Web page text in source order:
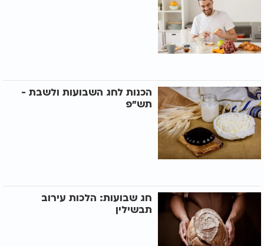
הכנות לחג השבועות ולשבת -
תש"פ
חג שבועות: הלכות עירוב
תבשילין